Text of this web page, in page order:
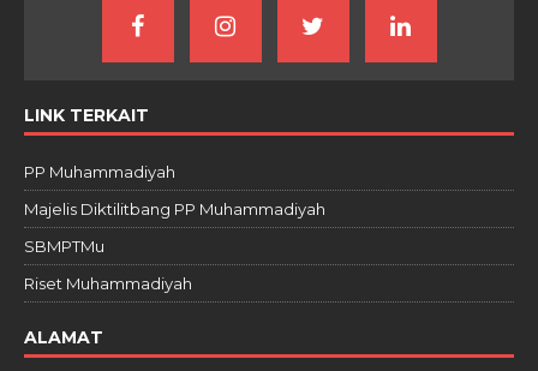
LINK TERKAIT
PP Muhammadiyah
Majelis Diktilitbang PP Muhammadiyah
SBMPTMu
Riset Muhammadiyah
ALAMAT